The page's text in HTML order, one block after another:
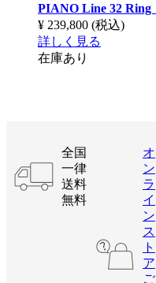
PIANO Line 32 Ring
¥ 239,800 (税込)
詳しく見る
在庫あり
全国
一律
送料
無料
オ
ン
ラ
イ
ン
ス
ト
ア
ご